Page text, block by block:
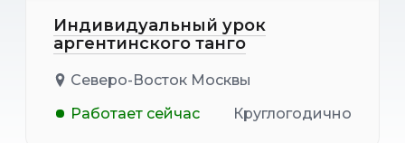
Индивидуальный урок
аргентинского танго
Северо-Восток Москвы
Работает сейчас
Круглогодично